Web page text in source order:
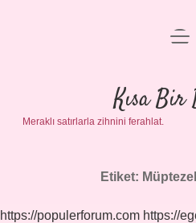
Gizlilik
Yasal
Kısa Bir
Meraklı satırlarla zihnini ferahlat.
Etiket:
https://populerforum.com https://